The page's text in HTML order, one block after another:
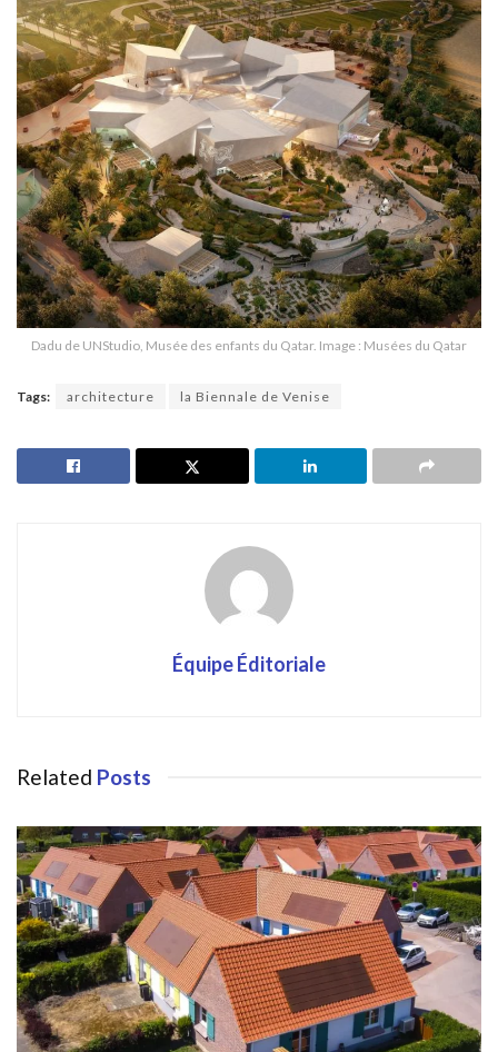
Dadu de UNStudio, Musée des enfants du Qatar. Image : Musées du Qatar
Tags: architecture la Biennale de Venise
Équipe Éditoriale
Related Posts